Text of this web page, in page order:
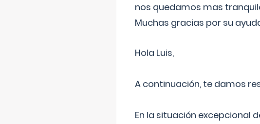
nos quedamos mas
Muchas gracias por su
Hola Luis,
A continuación, te damos
En la situación excepcional